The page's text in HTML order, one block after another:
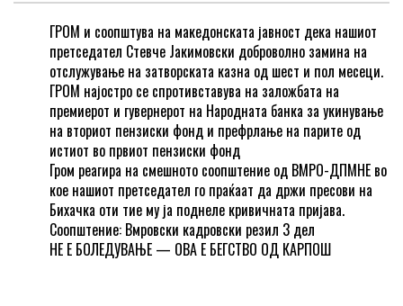
ГРОМ и соопштува на македонската јавност дека нашиот
претседател Стевче Јакимовски доброволно замина на
отслужување на затворската казна од шест и пол месеци.
ГРОМ најостро се спротивставува на заложбата на
премиерот и гувернерот на Народната банка за укинување
на вториот пензиски фонд и префрлање на парите од
истиот во првиот пензиски фонд
Гром реагира на смешното соопштение од ВМРО-ДПМНЕ во
кое нашиот претседател го праќаат да држи пресови на
Бихачка оти тие му ја поднеле кривичната пријава.
Соопштение: Вмровски кадровски резил 3 дел
НЕ Е БОЛЕДУВАЊЕ — ОВА Е БЕГСТВО ОД КАРПОШ